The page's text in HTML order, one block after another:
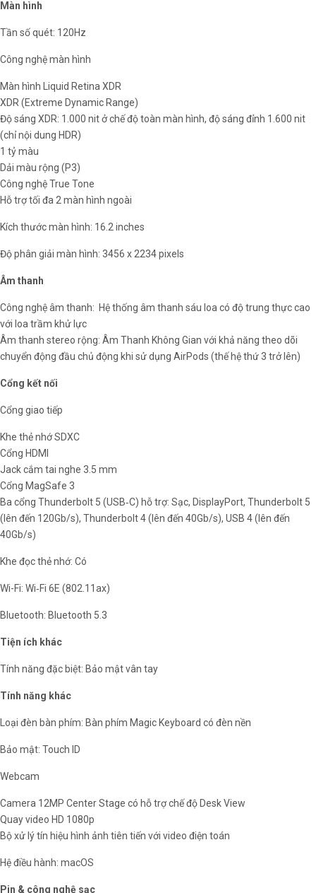
Màn hình
Tần số quét: 120Hz
Công nghệ màn hình
Màn hình Liquid Retina XDR
XDR (Extreme Dynamic Range)
Độ sáng XDR: 1.000 nit ở chế độ toàn màn hình, độ sáng đỉnh 1.600 nit
(chỉ nội dung HDR)
1 tỷ màu
Dải màu rộng (P3)
Công nghệ True Tone
Hỗ trợ tối đa 2 màn hình ngoài
Kích thước màn hình: 16.2 inches
Độ phân giải màn hình: 3456 x 2234 pixels
Âm thanh
Công nghệ âm thanh: Hệ thống âm thanh sáu loa có độ trung thực cao
với loa trầm khử lực
Âm thanh stereo rộng: Âm Thanh Không Gian với khả năng theo dõi
chuyển động đầu chủ động khi sử dụng AirPods (thế hệ thứ 3 trở lên)
Cổng kết nối
Cổng giao tiếp
Khe thẻ nhớ SDXC
Cổng HDMI
Jack cắm tai nghe 3.5 mm
Cổng MagSafe 3
Ba cổng Thunderbolt 5 (USB‑C) hỗ trợ: Sạc, DisplayPort, Thunderbolt 5
(lên đến 120Gb/s), Thunderbolt 4 (lên đến 40Gb/s), USB 4 (lên đến
40Gb/s)
Khe đọc thẻ nhớ: Có
Wi-Fi: Wi‑Fi 6E (802.11ax)
Bluetooth: Bluetooth 5.3
Tiện ích khác
Tính năng đặc biệt: Bảo mật vân tay
Tính năng khác
Loại đèn bàn phím: Bàn phím Magic Keyboard có đèn nền
Bảo mật: Touch ID
Webcam
Camera 12MP Center Stage có hỗ trợ chế độ Desk View
Quay video HD 1080p
Bộ xử lý tín hiệu hình ảnh tiên tiến với video điện toán
Hệ điều hành: macOS
Pin & công nghệ sạc